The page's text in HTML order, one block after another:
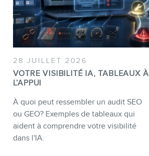
28 JUILLET 2026
VOTRE VISIBILITÉ IA, TABLEAUX À
L’APPUI
À quoi peut ressembler un audit SEO
ou GEO? Exemples de tableaux qui
aident à comprendre votre visibilité
dans l'IA.